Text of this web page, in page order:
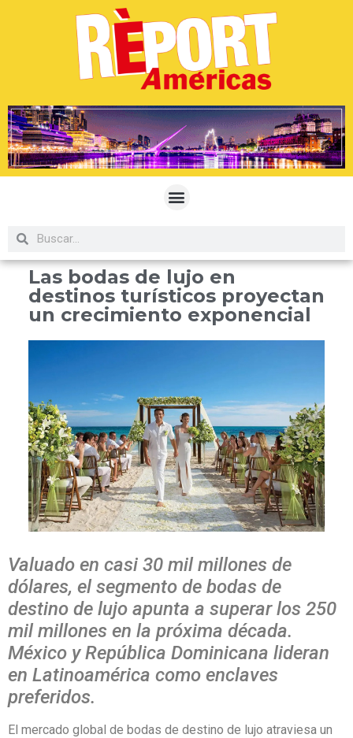
Las bodas de lujo en
destinos turísticos proyectan
un crecimiento exponencial
Valuado en casi 30 mil millones de
dólares, el segmento de bodas de
destino de lujo apunta a superar los 250
mil millones en la próxima década.
México y República Dominicana lideran
en Latinoamérica como enclaves
preferidos.
El mercado global de bodas de destino de lujo atraviesa un